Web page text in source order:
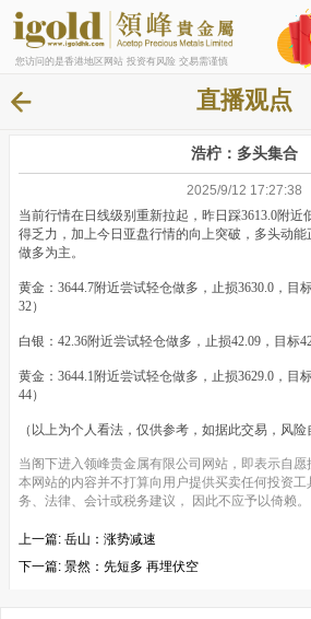
您访问的是香港地区网站 投资有风险 交易需谨慎
直播观点
浩柠：多头集合
2025/9/12 17:27:38
当前行情在日线级别重新拉起，昨日踩3613.0附
得乏力，加上今日亚盘行情的向上突破，多头动
做多为主。
黄金：3644.7附近尝试轻仓做多，止损3630.0，目
32）
白银：42.36附近尝试轻仓做多，止损42.09，目标
黄金：3644.1附近尝试轻仓做多，止损3629.0，目
44）
（以上为个人看法，仅供参考，如据此交易，风险
当阁下进入领峰贵金属有限公司网站，即表示自愿
本网站的内容并不打算向用户提供买卖任何投资
务、法律、会计或税务建议， 因此不应予以倚赖。
上一篇: 岳山：涨势减速
下一篇: 景然：先短多 再埋伏空